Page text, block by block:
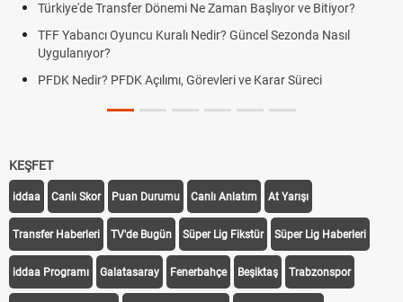
ve Bitiyor?
Nasıl
Süreci
Futbol Nasıl Oynanır? Temel Futbol Kuralları
Deplasman Golü Kuralı Nedir? Hangi
DGS Sonuçları Ne Zaman Açıklanacak 2026?
KEŞFET
iddaa Canlı Skor Puan Durumu Canlı Anlatım At Yarışı
Transfer Haberleri TV'de Bugün Süper Lig Fikstür Süper Lig Haberleri
iddaa Programı Galatasaray Fenerbahçe Beşiktaş Trabzonspor